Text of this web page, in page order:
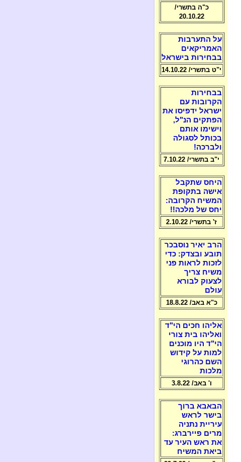
כ"ה בתשרי/
20.10.22
על התערבות
האמריקאים
בבחירות בישראל
י"ט בתשרי/ 14.10.22
בבחירות
הקרובות עם
ישראל ידפיסו את
הפתקים הנ"ל,
וישימו אותם
בכותל לסגולה
ולברכה!
י"ב בתשרי/ 7.10.22
היחס שתקבל
אישה בתקופת
המשיח הקרובה:
יחס של מלכה!!
ז' בתשרי/ 2.10.22
הרב יאיר נוסבכר
תובע ובצדק: כדי
לזכות לראות פני
משיח צריך
לצעוק לבורא
עולם
כ"א באב/ 18.8.22
אליהו חכים הי"ד
ואליהו בית צורי
הי"ד היו מוכנים
למות על קידוש
השם כהרוגי
מלכות
ו' באב/ 3.8.22
הבאבא ברוך
בישר לראש
עיריית נתניה
מרים פיירברג:
את ראש העיר עד
ביאת המשיח